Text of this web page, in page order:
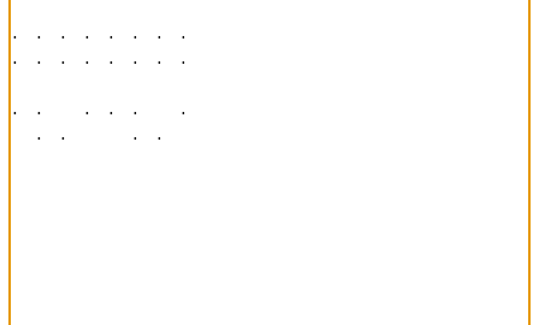
· · · · · · · ·
· · · · · · · ·
· ·   · · ·   ·
  · ·     · ·